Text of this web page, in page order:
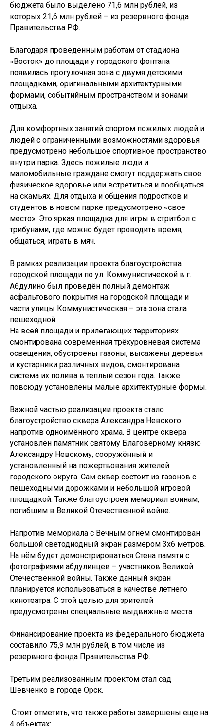
бюджета было выделено 71,6 млн рублей, из
которых 21,6 млн рублей – из резервного фонда
Правительства РФ.
Благодаря проведенным работам от стадиона
«Восток» до площади у городского фонтана
появилась прогулочная зона с двумя детскими
площадками, оригинальными архитектурными
формами, событийным пространством и зонами
отдыха.
Для комфортных занятий спортом пожилых людей и
людей с ограниченными возможностями здоровья
предусмотрено небольшое спортивное пространство
внутри парка. Здесь пожилые люди и
маломобильные граждане смогут поддержать свое
физическое здоровье или встретиться и пообщаться
на скамьях. Для отдыха и общения подростков и
студентов в новом парке предусмотрено «свое
место». Это яркая площадка для игры в стритбол с
трибунами, где можно будет проводить время,
общаться, играть в мяч.
В рамках реализации проекта благоустройства
городской площади по ул. Коммунистической в г.
Абдулино был проведён полный демонтаж
асфальтового покрытия на городской площади и
части улицы Коммунистическая – эта зона стала
пешеходной.
На всей площади и прилегающих территориях
смонтирована современная трёхуровневая система
освещения, обустроены газоны, высажены деревья
и кустарники различных видов, смонтирована
система их полива в тёплый сезон года. Также
повсюду установлены малые архитектурные формы.
Важной частью реализации проекта стало
благоустройство сквера Александра Невского
напротив одноимённого храма. В центре сквера
установлен памятник святому Благоверному князю
Александру Невскому, сооружённый и
установленный на пожертвования жителей
городского округа. Сам сквер состоит из газонов с
пешеходными дорожками и небольшой игровой
площадкой. Также благоустроен мемориал воинам,
погибшим в Великой Отечественной войне.
Напротив мемориала с Вечным огнём смонтирован
большой светодиодный экран размером 3х6 метров.
На нём будет демонстрироваться Стена памяти с
фотографиями абдулинцев – участников Великой
Отечественной войны. Также данный экран
планируется использоваться в качестве летнего
кинотеатра. С этой целью для зрителей
предусмотрены специальные выдвижные места.
Финансирование проекта из федерального бюджета
составило 75,9 млн рублей, в том числе из
резервного фонда Правительства РФ.
Третьим реализованным проектом стал сад
Шевченко в городе Орск.
Стоит отметить, что также работы завершены еще на
4 объектах: